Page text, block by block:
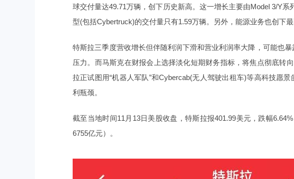
球交付量达49.71万辆，创下历史新高。这一增长主要由Model 3/Y
型(包括Cybertruck)的交付量只有1.59万辆。另外，能源业务也创下
特斯拉三季度营收增长但伴随利润下滑和营业利润率大降，可能也
压力。而马斯克在财报会上选择淡化短期财务指标，将焦点彻底转
拉正试图用“机器人军队”和Cybercab(无人驾驶出租车)等高科技愿
利瓶颈。
截至当地时间11月13日美股收盘，特斯拉报401.99美元，跌幅
6755亿元）。